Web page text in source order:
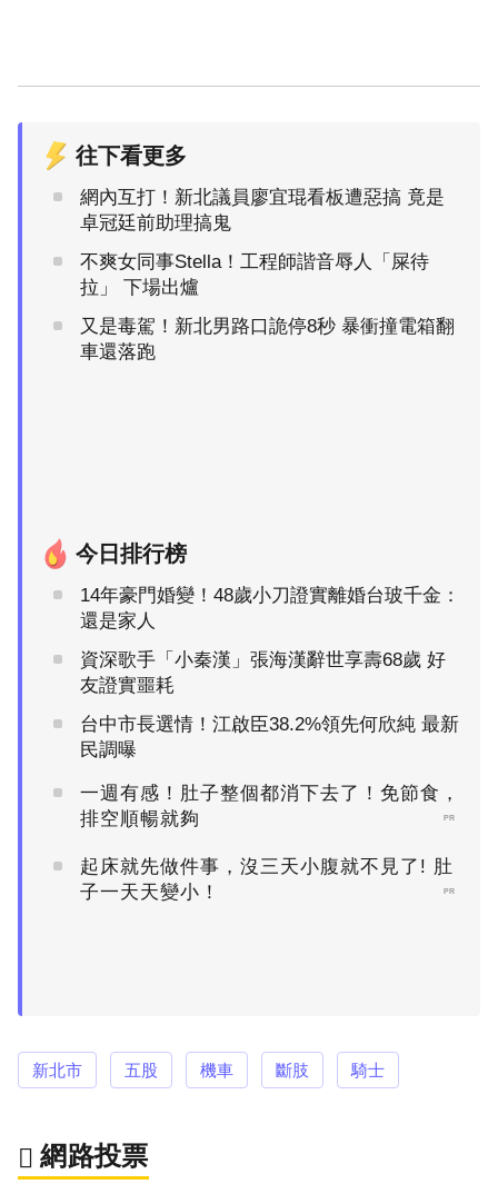
往下看更多
網內互打！新北議員廖宜琨看板遭惡搞 竟是
卓冠廷前助理搞鬼
不爽女同事Stella！工程師諧音辱人「屎待
拉」 下場出爐
又是毒駕！新北男路口詭停8秒 暴衝撞電箱翻
車還落跑
今日排行榜
14年豪門婚變！48歲小刀證實離婚台玻千金：
還是家人
資深歌手「小秦漢」張海漢辭世享壽68歲 好
友證實噩耗
台中市長選情！江啟臣38.2%領先何欣純 最新
民調曝
一週有感！肚子整個都消下去了！免節食，
排空順暢就夠
PR
起床就先做件事，沒三天小腹就不見了! 肚
子一天天變小！
PR
新北市 五股 機車 斷肢 騎士
網路投票